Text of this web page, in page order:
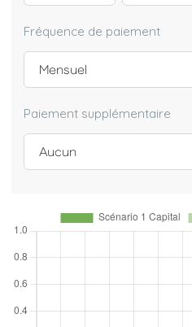
Fréquence de paiement
Paiement supplémentaire